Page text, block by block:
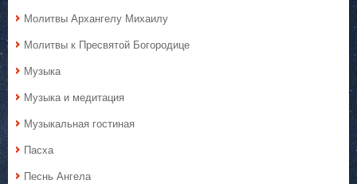
Молитвы Архангелу Михаилу
Молитвы к Пресвятой Богородице
Музыка
Музыка и медитация
Музыкальная гостиная
Пасха
Песнь Ангела